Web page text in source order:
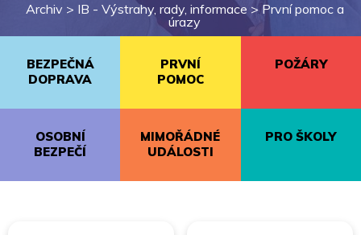
Archiv > IB - Výstrahy, rady, informace >První pomoc a
úrazy
BEZPEČNÁ
DOPRAVA
PRVNÍ
POMOC
POŽÁRY
OSOBNÍ
BEZPEČÍ
MIMOŘÁDNÉ
UDÁLOSTI
PRO ŠKOLY